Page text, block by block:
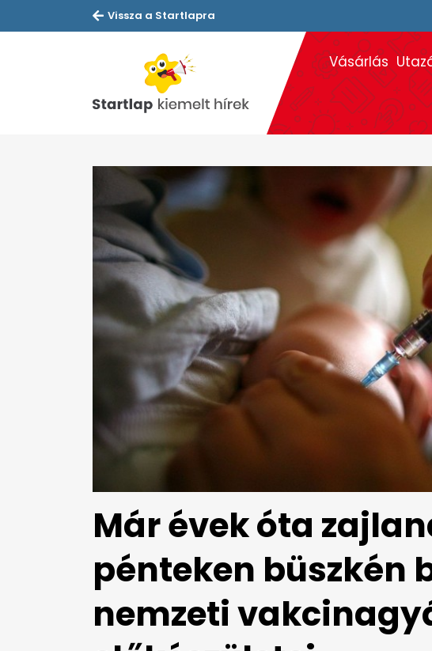
Vissza a Startlapra
Vásárlás
Már évek óta
pénteken büszkén
nemzeti